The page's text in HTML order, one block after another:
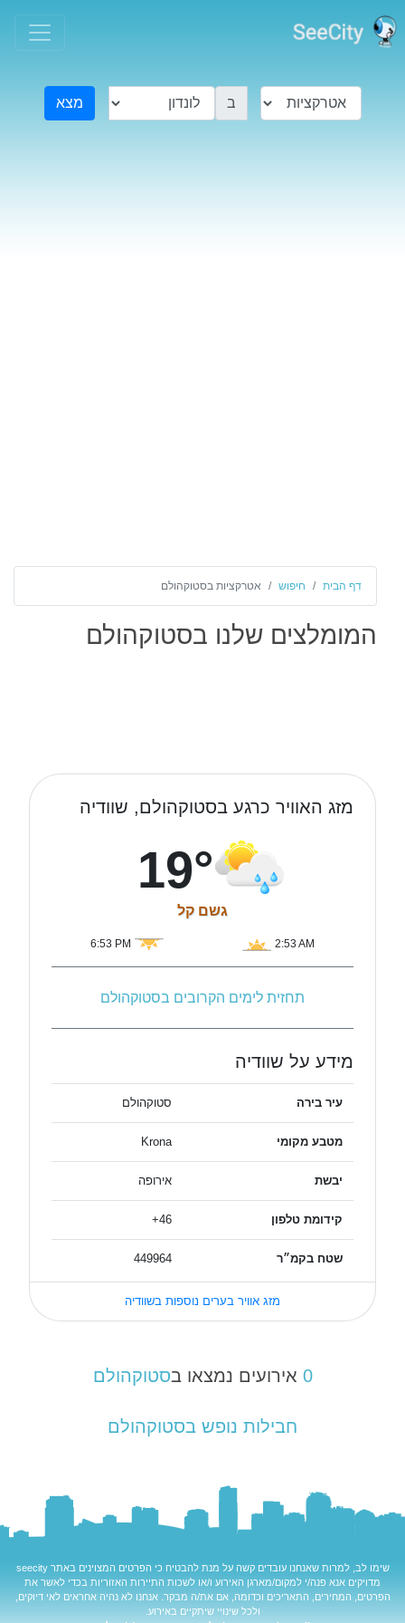
ב מצא
דף הבית חיפוש אטרקציות בסטוקהולם
המומלצים שלנו בסטוקהולם
מזג האוויר כרגע בסטוקהולם, שוודיה
19°
גשם קל
6:53 PM 2:53 AM
תחזית לימים הקרובים בסטוקהולם
מידע על שוודיה
עיר בירה סטוקהולם
מטבע מקומי Krona
יבשת אירופה
קידומת טלפון 46+
שטח בקמ״ר 449964
מזג אוויר בערים נוספות בשוודיה
0 אירועים נמצאו בסטוקהולם
חבילות נופש בסטוקהולם
שימו לב, למרות שאנחנו עובדים קשה על מנת להבטיח כי הפרטים המצוינים באתרseecity
מדויקים אנא פנה/י למקום/מארגן האירוע ו/או לשכות התיירות האזוריות בכדי לאשר את
הפרטים, המחירים, התאריכים וכדומה, אם את/ה מבקר. אנחנו לא נהיה אחראים לאי דיוקים,
ולכל שינויי שיתקיים באירוע.